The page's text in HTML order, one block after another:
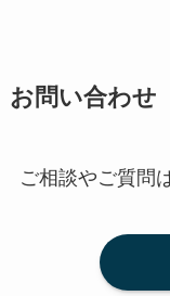
お問い合わせ
ご相談やご質問